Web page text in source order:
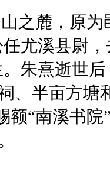
之麓，原为
尤溪县尉
朱熹逝世
、半亩方塘
额“南溪书